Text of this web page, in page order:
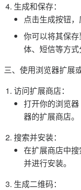
生成和保存：
点击生成按钮
你可以将其保
体、短信等方式
三、使用浏览器扩展
访问扩展商店：
打开你的浏览
器的扩展商店。
搜索并安装：
在扩展商店中搜
并进行安装。
生成二维码：